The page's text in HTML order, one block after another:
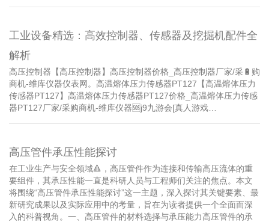
工业设备精选：高效控制器、传感器及挖掘机配件全
解析
高压控制器【高压控制器】高压控制器价格_高压控制器厂家/采🔋购
商机-维库仪器仪表网。高温熔体压力传感器PT127【高温熔体压力
传感器PT127】高温熔体压力传感器PT127价格_高温熔体压力传感
器PT127厂家/采购商机-维库仪器🆘j9九游会[真人游戏…
高压管件承压性能探讨
在工业生产与安全领域🔺，高压管件作为连接和传输高压流体的重
要组件，其承压性能一直是科研人员与工程师们关注的焦点。本文
将围绕“高压管件承压性能探讨”这一主题，深入探讨其关键要素、最
新研究成果以及实际应用中的考量，旨在为读者提供一个全面而深
入的科普视角。一、高压管件的材料选择与承压能力高压管件的承